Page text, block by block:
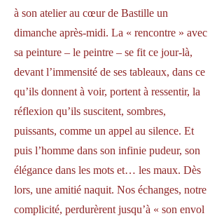
à son atelier au cœur de Bastille un
dimanche après-midi. La « rencontre » avec
sa peinture – le peintre – se fit ce jour-là,
devant l’immensité de ses tableaux, dans ce
qu’ils donnent à voir, portent à ressentir, la
réflexion qu’ils suscitent, sombres,
puissants, comme un appel au silence. Et
puis l’homme dans son infinie pudeur, son
élégance dans les mots et… les maux. Dès
lors, une amitié naquit. Nos échanges, notre
complicité, perdurèrent jusqu’à « son envol